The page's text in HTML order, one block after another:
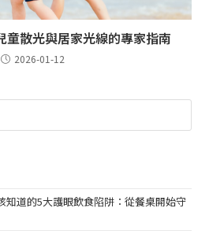
童散光與居家光線的專家指南
2026-01-12
知道的5大護眼飲食陷阱：從餐桌開始守